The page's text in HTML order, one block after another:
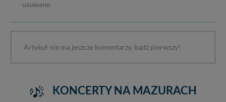
usuwane.
Artykuł nie ma jeszcze komentarzy, bądź pierwszy!
KONCERTY NA MAZURACH